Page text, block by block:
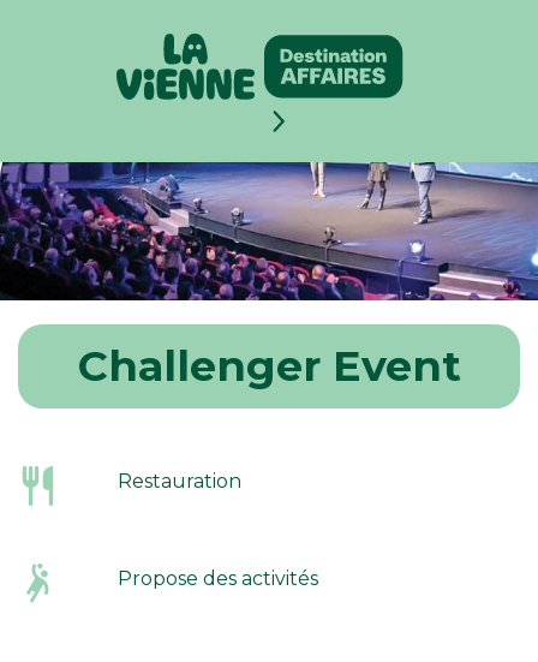
Challenger Event
Restauration
Propose des activités
Panneau de gestion des cookies